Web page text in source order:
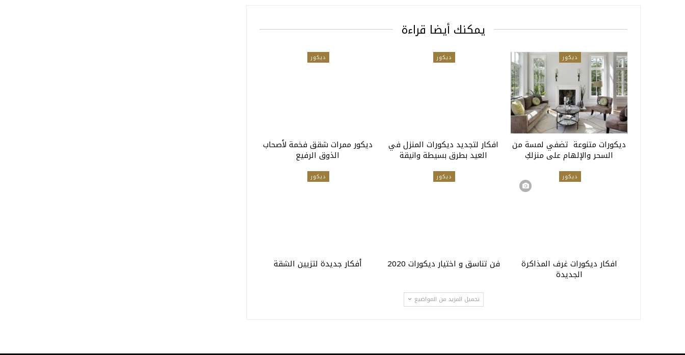
يمكنك أيضا قراءة
ديكور
ديكورات متنوعة تضفي لمسة من
السحر والإلهام على منزلكِ
ديكور
افكار لتجديد ديكورات المنزل في
العيد بطرق بسيطة وانيقة
ديكور
ديكور ممرات شقق فخمة لأصحاب
الذوق الرفيع
ديكور
افكار ديكورات غرف المذاكرة
الجديدة
ديكور
فن تناسق و اختيار ديكورات 2020
ديكور
أفكار جديدة لتزيين الشقة
تحميل المزيد من المواضيع